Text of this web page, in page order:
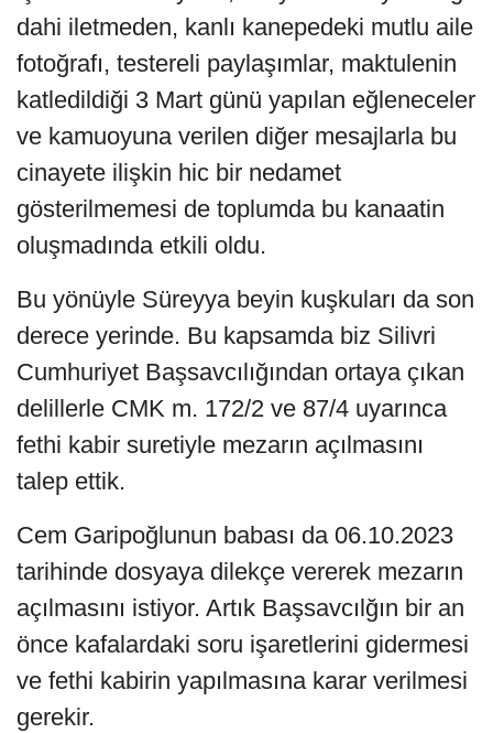
dahi iletmeden, kanlı kanepedeki mutlu aile
fotoğrafı, testereli paylaşımlar, maktulenin
katledildiği 3 Mart günü yapılan eğleneceler
ve kamuoyuna verilen diğer mesajlarla bu
cinayete ilişkin hic bir nedamet
gösterilmemesi de toplumda bu kanaatin
oluşmadında etkili oldu.
Bu yönüyle Süreyya beyin kuşkuları da son
derece yerinde. Bu kapsamda biz Silivri
Cumhuriyet Başsavcılığından ortaya çıkan
delillerle CMK m. 172/2 ve 87/4 uyarınca
fethi kabir suretiyle mezarın açılmasını
talep ettik.
Cem Garipoğlunun babası da 06.10.2023
tarihinde dosyaya dilekçe vererek mezarın
açılmasını istiyor. Artık Başsavcılğın bir an
önce kafalardaki soru işaretlerini gidermesi
ve fethi kabirin yapılmasına karar verilmesi
gerekir.